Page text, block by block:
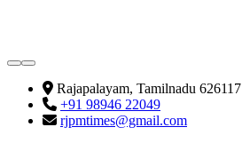
Rajapalayam, Tamilnadu 626117
+91 98946 22049
rjpmtimes@gmail.com